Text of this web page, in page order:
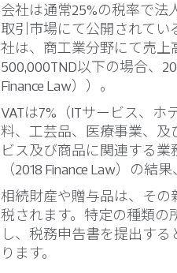
会社は通常25%の税率で法
取引市場にて公開されてい
社は、商工業分野にて売上
500,000TND以下の場合、
Finance Law））。
VATは7%（ITサービス、
料、工芸品、医療事業、及
ビス及び商品に関連する業
（2018 Finance Law）の結
相続財産や贈与品は、その
税されます。特定の種類
し、税務申告書を提出す
ります。